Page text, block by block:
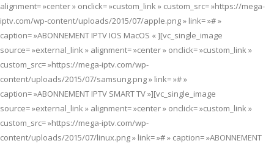
alignment= »center » onclick= »custom_link » custom_src= »https://mega-
iptv.com/wp-content/uploads/2015/07/apple.png » link= »# »
caption= »ABONNEMENT IPTV IOS MacOS « ][vc_single_image
source= »external_link » alignment= »center » onclick= »custom_link »
custom_src= »https://mega-iptv.com/wp-
content/uploads/2015/07/samsung.png » link= »# »
caption= »ABONNEMENT IPTV SMART TV »][vc_single_image
source= »external_link » alignment= »center » onclick= »custom_link »
custom_src= »https://mega-iptv.com/wp-
content/uploads/2015/07/linux.png » link= »# » caption= »ABONNEMENT